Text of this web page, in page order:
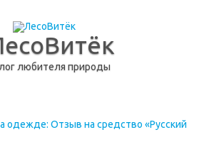
любителя природы
одежде: Отзыв на средство «Русский